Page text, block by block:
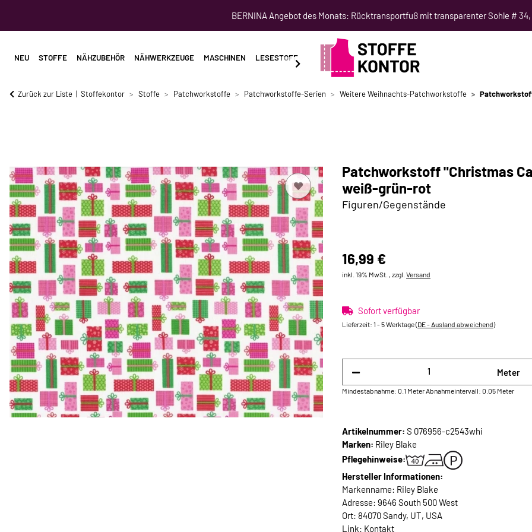
BERNINA Angebot des Monats: Rücktransportfuß mit transparenter Sohle # 34,
NEU STOFFE NÄHZUBEHÖR NÄHWERKZEUGE MASCHINEN LESESTOFF SCHNITTMUSTER NÄHKURSE
Zurück zur Liste Stoffekontor Stoffe Patchworkstoffe Patchworkstoffe-Serien Weitere Weihnachts-Patchworkstoffe
Patchworkstoff "Christmas
weiß-grün-rot
Figuren/Gegenstände
16,99 €
inkl. 19% MwSt. , zzgl. Versand
Sofort verfügbar
Lieferzeit: 1 - 5 Werktage(DE - Ausland abweichend)
Meter
Mindestabnahme: 0.1 MeterAbnahmeintervall: 0.05 Meter
Artikelnummer: S 076956-c2543whi
Marken: Riley Blake
Pflegehinweise:
Hersteller Informationen:
Markenname: Riley Blake
Adresse: 9646 South 500 West
Ort: 84070 Sandy, UT, USA
Link: Kontakt